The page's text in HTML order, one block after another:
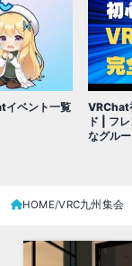
イベント一覧
VRChat
ド | フ
なグル
HOME VRC九州集会